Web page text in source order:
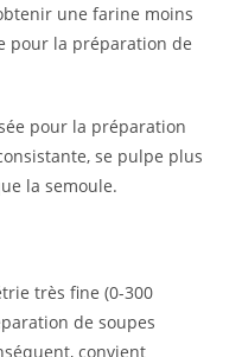
une farine moins
pour la préparation de
pour la préparation
se pulpe plus
la semoule.
très fine (0-300
de soupes
convient